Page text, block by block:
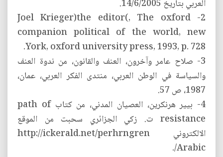
العربي بتاريخ 14/6/2005.
2- Joel Krieger)the editor(, The oxford
companion political of the world, new
York, oxford university press, 1993, p. 728.
3- صلاح عامر وآخرون، العنف والقانون، من ندوة العنف
والسياسة في الوطن العربي، منتدى الفكر العربي، عمان،
1987، ص 57.
4- بيير هرنكرين، العصيان المدني، من كتاب path of
resistance ت. زكي الجزائري سحبت من الموقع
الالكتروني http://ickerald.net/perhrngren
/Arabic.